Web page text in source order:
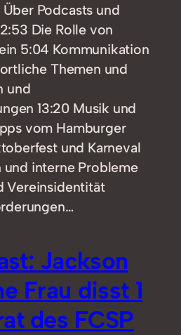
Podcasts und
Die Rolle von
5:04 Kommunikation
Themen und
und
13:20 Musik und
vom Hamburger
und Karneval
und interne Probleme
Vereinsidentität
Jackson
Frau disst 1
des FCSP